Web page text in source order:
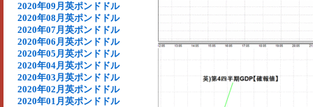
2020年09月英ポンドドル
2020年08月英ポンドドル
2020年07月英ポンドドル
2020年06月英ポンドドル
2020年05月英ポンドドル
2020年04月英ポンドドル
2020年03月英ポンドドル
2020年02月英ポンドドル
2020年01月英ポンドドル